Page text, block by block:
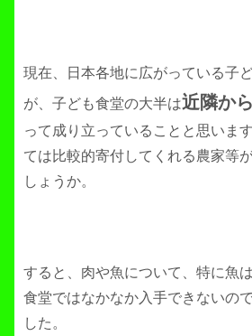
現在、日本各地に広がっている子
が、子ども食堂の大半は近隣か
って成り立っていることと思いま
ては比較的寄付してくれる農家等
しょうか。
すると、肉や魚について、特に魚
食堂ではなかなか入手できないの
した。